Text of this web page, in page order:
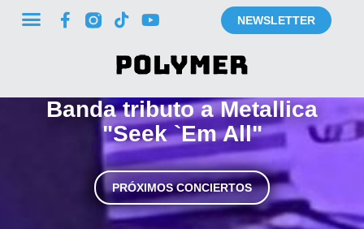
NEWSLETTER
Banda tributo a Metallica
"Seek `Em All"
PRÓXIMOS CONCIERTOS